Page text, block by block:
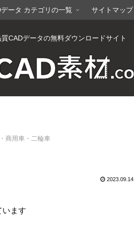
CADデータの無料ダウンロードサイト
ータ カテゴリの一覧 サイトマップ
商用車・二輪車
2023.09.14
います